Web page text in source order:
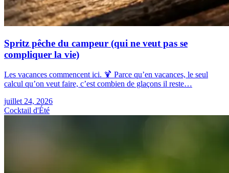
Spritz pêche du campeur (qui ne veut pas se
compliquer la vie)
Les vacances commencent ici. 🍹 Parce qu’en vacances, le seul
calcul qu’on veut faire, c’est combien de glaçons il reste…
juillet 24, 2026
Cocktail d'Été